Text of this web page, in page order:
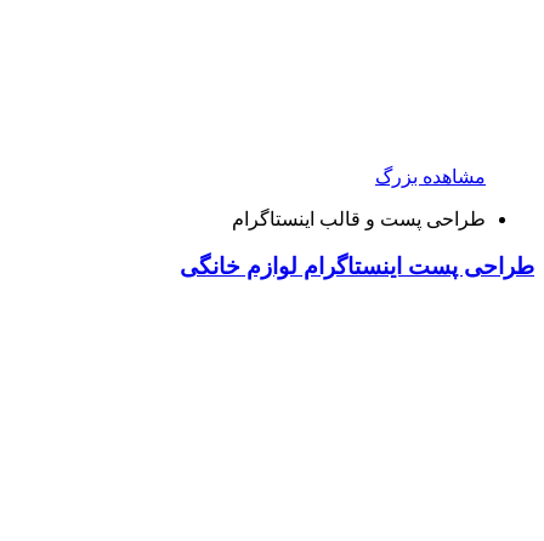
مشاهده بزرگ
طراحی پست و قالب اینستاگرام
طراحی پست اینستاگرام لوازم خانگی